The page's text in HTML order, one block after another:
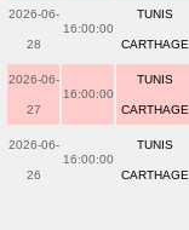
2026-06-
28
16:00:00
TUNIS
CARTHAGE
2026-06-
27
16:00:00
TUNIS
CARTHAGE
2026-06-
26
16:00:00
TUNIS
CARTHAGE